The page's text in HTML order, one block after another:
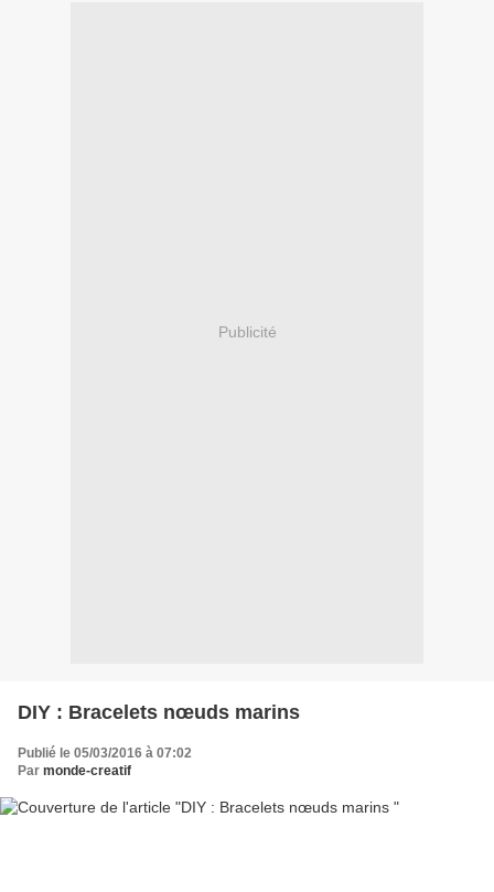
Publicité
DIY : Bracelets nœuds marins
Publié le 05/03/2016 à 07:02
Par monde-creatif